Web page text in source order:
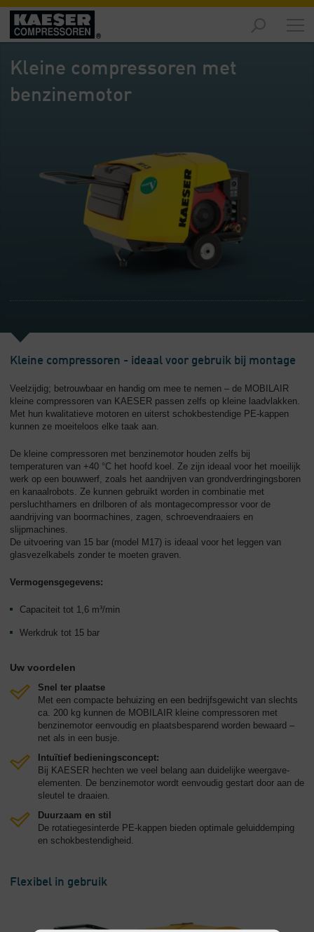
Producten
-
Overzicht
Oplossingen
Kleine compressoren met
benzinemotor
Kleine compressoren - ideaal voor gebruik bij montage
Veelzijdig; betrouwbaar en handig om mee te nemen – de MOBILAIR
kleine compressoren van KAESER passen zelfs op kleine laadvlakken.
Met hun kwalitatieve motoren en uiterst schokbestendige PE-kappen
kunnen ze moeiteloos elke taak aan.
De kleine compressoren met benzinemotor houden zelfs bij
temperaturen van +40 °C het hoofd koel. Ze zijn ideaal voor het moeilijk
werk op een bouwwerf, zoals het aandrijven van grondverdringingsboren
en kanaalrobots. Ze kunnen gebruikt worden in combinatie met
persluchthamers en drilboren of als montagecompressor voor de
aandrijving van boormachines, zagen, schroevendraaiers en
slijpmachines.
De uitvoering van 15 bar (model M17) is ideaal voor het leggen van
glasvezelkabels zonder te moeten graven.
Vermogensgegevens:
Capaciteit tot 1,6 m³/min
Werkdruk tot 15 bar
Uw voordelen
Snel ter plaatse
Met een compacte behuizing en een bedrijfsgewicht van slechts
ca. 200 kg kunnen de MOBILAIR kleine compressoren met
benzinemotor eenvoudig en plaatsbesparend worden bewaard –
net als in een busje.
Intuïtief bedieningsconcept:
Bij KAESER hechten we veel belang aan duidelijke weergave-
elementen. De benzinemotor wordt eenvoudig gestart door aan de
sleutel te draaien.
Duurzaam en stil
De rotatiegesinterde PE-kappen bieden optimale geluiddemping
en schokbestendigheid.
Flexibel in gebruik